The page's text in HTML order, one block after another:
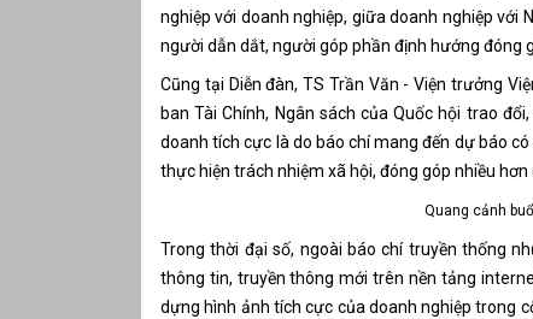
nghiệp với doanh nghiệp, giữa doanh nghiệp với
người dẫn dắt, người góp phần định hướng đóng
Cũng tại Diễn đàn, TS Trần Văn - Viện trưởng
ban Tài Chính, Ngân sách của Quốc hội trao
doanh tích cực là do báo chí mang đến dự báo
thực hiện trách nhiệm xã hội, đóng góp nhiều hơn
Quang cảnh
Trong thời đại số, ngoài báo chí truyền thống
thông tin, truyền thông mới trên nền tảng
dựng hình ảnh tích cực của doanh nghiệp trong